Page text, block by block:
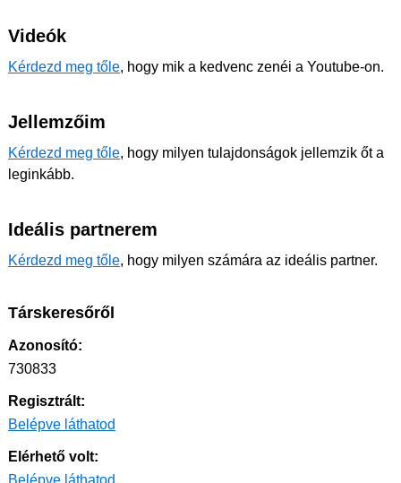
Videók
Kérdezd meg tőle, hogy mik a kedvenc zenéi a Youtube-on.
Jellemzőim
Kérdezd meg tőle, hogy milyen tulajdonságok jellemzik őt a
leginkább.
Ideális partnerem
Kérdezd meg tőle, hogy milyen számára az ideális partner.
Társkeresőről
Azonosító:
730833
Regisztrált:
Belépve láthatod
Elérhető volt:
Belépve láthatod